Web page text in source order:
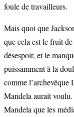
foule de travailleurs.
Mais quoi que
que cela est le fruit
désespoir, et le
puissamment à la
comme l’archevêque
Mandela aurait
Mandela que les